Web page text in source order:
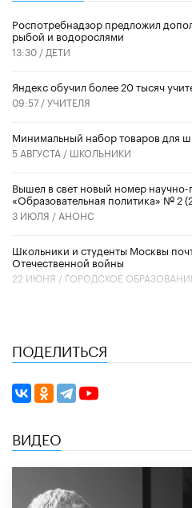
Роспотребнадзор предложил
рыбой и водорослями
13:30 / ДЕТИ
​Яндекс обучил более 20 тысяч
09:57 /УЧИТЕЛЯ
Минимальный набор товаров для
5 АВГУСТА / ШКОЛЬНИКИ
Вышел в свет новый номер
«Образовательная политика» № 2
3 ИЮЛЯ / АНОНС
Школьники и студенты Москвы
Отечественной войны
22 ИЮНЯ / ГОРОДСКОЕ
ПОДЕЛИТЬСЯ
ВИДЕО